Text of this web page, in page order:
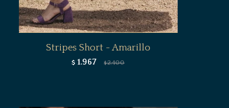
Stripes Short - Amarillo
$ 1.967 $ 2.400